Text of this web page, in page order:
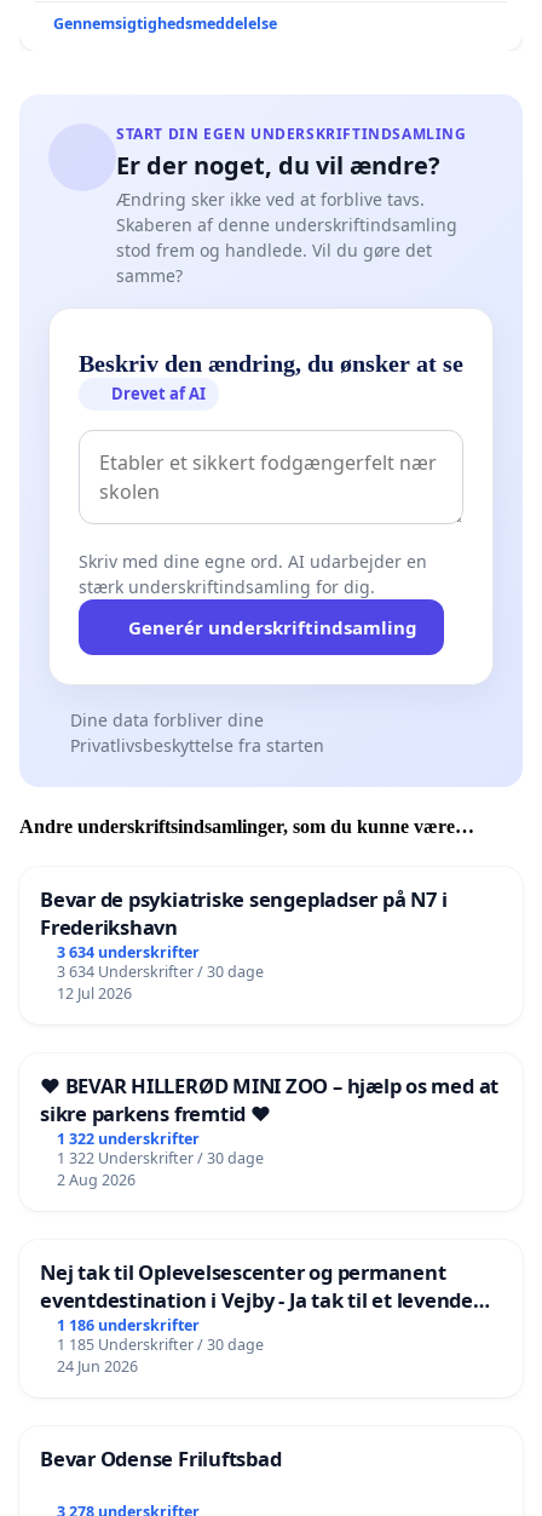
Gennemsigtighedsmeddelelse
START DIN EGEN UNDERSKRIFTINDSAMLING
Er der noget, du vil ændre?
Ændring sker ikke ved at forblive tavs.
Skaberen af denne underskriftindsamling
stod frem og handlede. Vil du gøre det
samme?
Beskriv den ændring, du ønsker at se
Drevet af AI
Skriv med dine egne ord. AI udarbejder en
stærk underskriftindsamling for dig.
Generér underskriftindsamling
Dine data forbliver dine
Privatlivsbeskyttelse fra starten
Andre underskriftsindsamlinger, som du kunne være
Bevar de psykiatriske sengepladser på N7 i
Frederikshavn
3 634 underskrifter
3 634 Underskrifter / 30 dage
12 Jul 2026
❤️ BEVAR HILLERØD MINI ZOO – hjælp os med at
sikre parkens fremtid ❤️
1 322 underskrifter
1 322 Underskrifter / 30 dage
2 Aug 2026
Nej tak til Oplevelsescenter og permanent
eventdestination i Vejby - Ja tak til et levende
lokalområde i balance
1 186 underskrifter
1 185 Underskrifter / 30 dage
24 Jun 2026
Bevar Odense Friluftsbad
3 278 underskrifter